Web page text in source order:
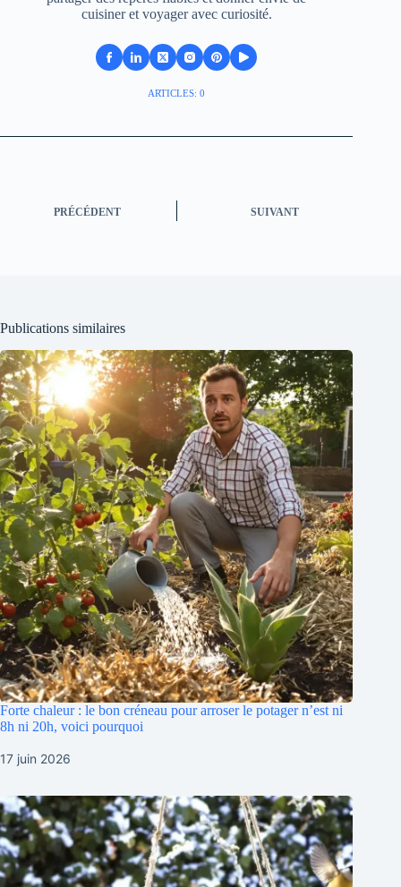
cuisiner et voyager avec curiosité.
ARTICLES: 0
PRÉCÉDENT SUIVANT
Publications similaires
Forte chaleur : le bon créneau pour arroser le potager n’est ni
8h ni 20h, voici pourquoi
17 juin 2026